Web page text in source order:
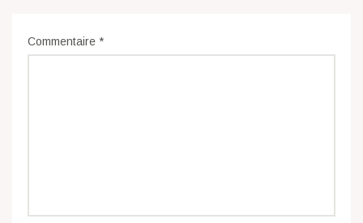
Commentaire *